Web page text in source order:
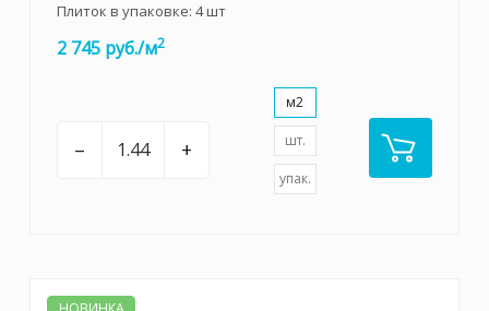
Плиток в упаковке: 4шт
2 745 руб./м2
– +
м2
шт.
упак.